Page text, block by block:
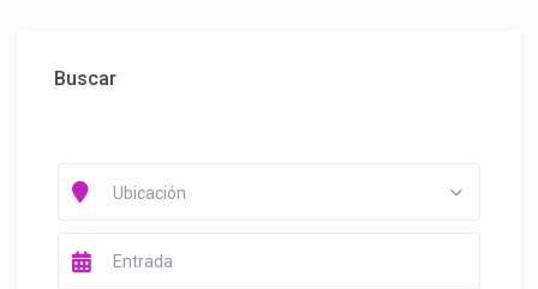
Buscar
Ubicación